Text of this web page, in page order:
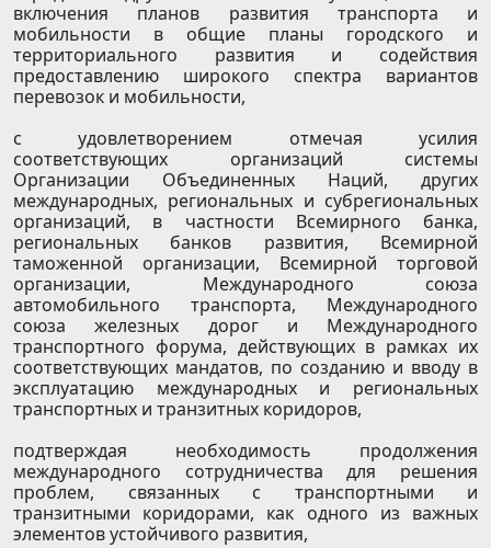
включения планов развития транспорта и
мобильности в общие планы городского и
территориального развития и содействия
предоставлению широкого спектра вариантов
перевозок и мобильности,
с удовлетворением отмечая усилия
соответствующих организаций системы
Организации Объединенных Наций, других
международных, региональных и субрегиональных
организаций, в частности Всемирного банка,
региональных банков развития, Всемирной
таможенной организации, Всемирной торговой
организации, Международного союза
автомобильного транспорта, Международного
союза железных дорог и Международного
транспортного форума, действующих в рамках их
соответствующих мандатов, по созданию и вводу в
эксплуатацию международных и региональных
транспортных и транзитных коридоров,
подтверждая необходимость продолжения
международного сотрудничества для решения
проблем, связанных с транспортными и
транзитными коридорами, как одного из важных
элементов устойчивого развития,